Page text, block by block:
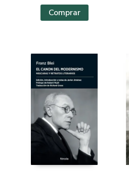
Comprar